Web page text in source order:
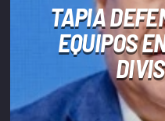
TAPIA
EQUIPOS